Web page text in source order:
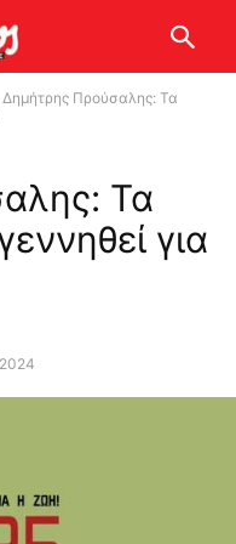
Δημήτρης Προύσαλης: Τα
Τα
για